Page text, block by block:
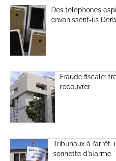
Des téléphones
envahissent-ils
Fraude fiscale:
recouvrer
Tribunaux à
sonnette d’alarme